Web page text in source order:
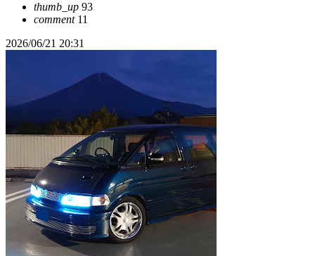
thumb_up 93
comment11
2026/06/21 20:31